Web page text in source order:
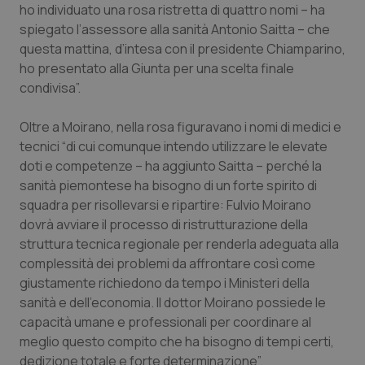
Piemonte
Provincia Autonoma di Bolzano
Puglia
Sardegna
Sicilia
Toscana
Umbria
HIV
Infezioni & Febbre
Malattie rare
Malattia di Crohn & Rettocolite Ulcerosa
Neuroscienze & patologie neurodegenerative
Obesità
Oftalmologia
ho individuato una rosa ristretta di quattro nomi – ha
spiegato l’assessore alla sanità Antonio Saitta – che
questa mattina, d’intesa con il presidente Chiamparino,
ho presentato alla Giunta per una scelta finale
condivisa”.
Oltre a Moirano, nella rosa figuravano i nomi di medici e
tecnici “di cui comunque intendo utilizzare le elevate
doti e competenze – ha aggiunto Saitta – perché la
sanità piemontese ha bisogno di un forte spirito di
squadra per risollevarsi e ripartire: Fulvio Moirano
dovrà avviare il processo di ristrutturazione della
struttura tecnica regionale per renderla adeguata alla
complessità dei problemi da affrontare così come
giustamente richiedono da tempo i Ministeri della
sanità e dell’economia. Il dottor Moirano possiede le
capacità umane e professionali per coordinare al
meglio questo compito che ha bisogno di tempi certi,
dedizione totale e forte determinazione”.